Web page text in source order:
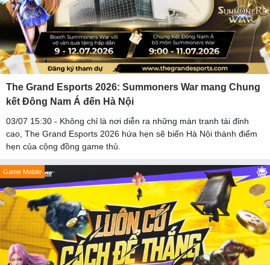
The Grand Esports 2026: Summoners War mang Chung
kết Đông Nam Á đến Hà Nội
03/07 15:30 - Không chỉ là nơi diễn ra những màn tranh tài đỉnh
cao, The Grand Esports 2026 hứa hẹn sẽ biến Hà Nội thành điểm
hẹn của cộng đồng game thủ.
Game Mobile